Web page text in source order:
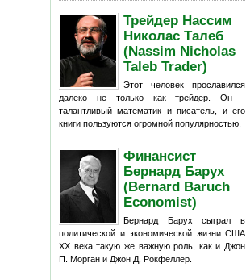
Трейдер Нассим
Николас Талеб
(Nassim Nicholas
Taleb Trader)
Этот человек прославился
далеко не только как трейдер. Он -
талантливый математик и писатель, и его
книги пользуются огромной популярностью.
Финансист
Бернард Барух
(Bernard Baruch
Economist)
Бернард Барух сыграл в
политической и экономической жизни США
XX века такую же важную роль, как и Джон
П. Морган и Джон Д. Рокфеллер.